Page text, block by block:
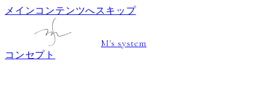
メインコンテンツへスキップ
M's system
コンセプト